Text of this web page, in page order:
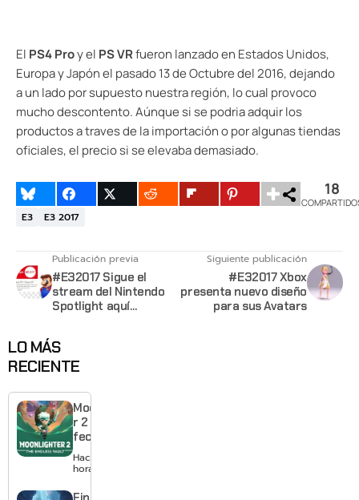
El PS4 Proy el PS VRfueron lanzado en Estados Unidos,
Europa y Japón el pasado 13 de Octubre del 2016, dejando
a un lado por supuesto nuestra región, lo cual provoco
mucho descontento. Aúnque si se podria adquir los
productos a traves de la importación o por algunas tiendas
oficiales, el precio si se elevaba demasiado.
18
E3 E3 2017
Publicación previa
#E32017 Sigue el
stream del Nintendo
Spotlight aquí
Siguiente publicación
#E32017 Xbox
presenta nuevo diseño
para sus Avatars
LO MÁS
RECIENTE
Moonlighte
r 2 ya tiene
fecha y
puedes
quedarte
el primero
Hace 22
horas